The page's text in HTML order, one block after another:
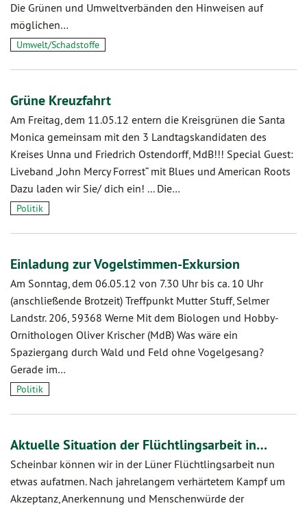
Die Grünen und Umweltverbänden den Hinweisen auf
möglichen…
Umwelt/Schadstoffe
Grüne Kreuzfahrt
Am Freitag, dem 11.05.12 entern die Kreisgrünen die Santa
Monica gemeinsam mit den 3 Landtagskandidaten des
Kreises Unna und Friedrich Ostendorff, MdB!!! Special Guest:
Liveband „John Mercy Forrest“ mit Blues und American Roots
Dazu laden wir Sie/ dich ein! ... Die…
Politik
Einladung zur Vogelstimmen-Exkursion
Am Sonntag, dem 06.05.12 von 7.30 Uhr bis ca. 10 Uhr
(anschließende Brotzeit) Treffpunkt Mutter Stuff, Selmer
Landstr. 206, 59368 Werne Mit dem Biologen und Hobby-
Ornithologen Oliver Krischer (MdB) Was wäre ein
Spaziergang durch Wald und Feld ohne Vogelgesang?
Gerade im…
Politik
Aktuelle Situation der Flüchtlingsarbeit in…
Scheinbar können wir in der Lüner Flüchtlingsarbeit nun
etwas aufatmen. Nach jahrelangem verhärtetem Kampf um
Akzeptanz, Anerkennung und Menschenwürde der